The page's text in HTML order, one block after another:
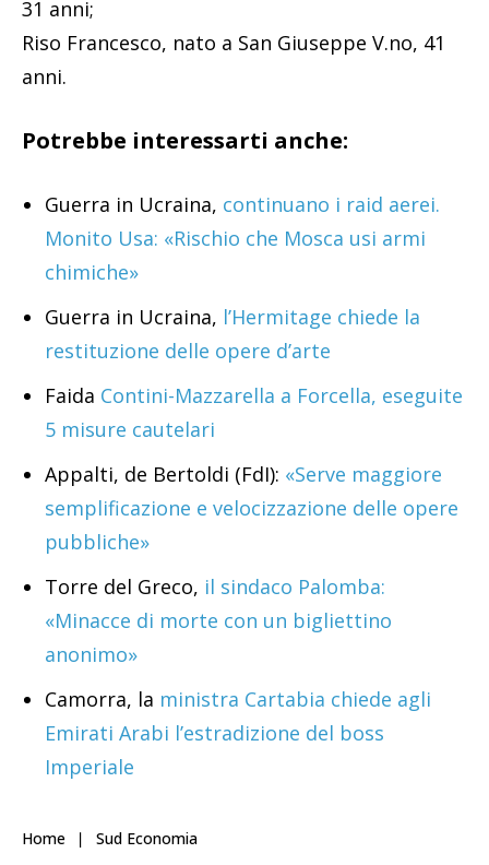
31 anni;
Riso Francesco, nato a San Giuseppe V.no, 41
anni.
Potrebbe interessarti anche:
Guerra in Ucraina, continuano i raid aerei.
Monito Usa: «Rischio che Mosca usi armi
chimiche»
Guerra in Ucraina, l’Hermitage chiede la
restituzione delle opere d’arte
Faida Contini-Mazzarella a Forcella, eseguite
5 misure cautelari
Appalti, de Bertoldi (FdI): «Serve maggiore
semplificazione e velocizzazione delle opere
pubbliche»
Torre del Greco, il sindaco Palomba:
«Minacce di morte con un bigliettino
anonimo»
Camorra, la ministra Cartabia chiede agli
Emirati Arabi l’estradizione del boss
Imperiale
Home Sud Economia